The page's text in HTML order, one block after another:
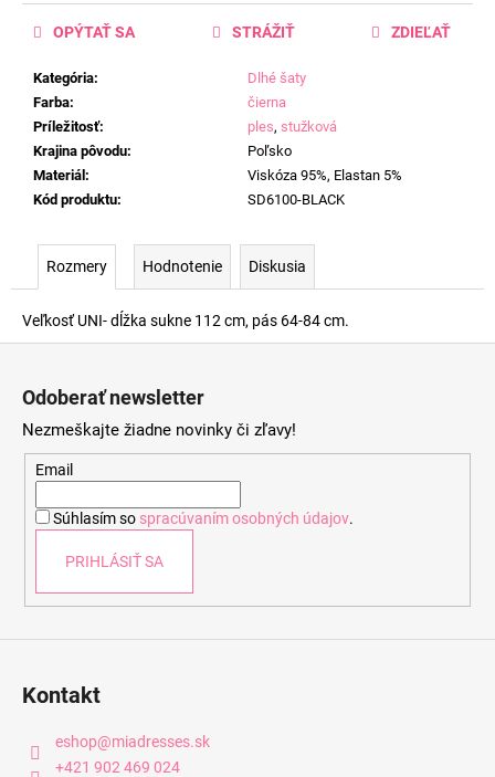
Kategória:
Dlhé šaty
Farba:
čierna
Príležitosť: ples, stužková
Krajina pôvodu:
Poľsko
Materiál :
Viskóza 95%, Elastan 5%
Kód produktu: SD6100-BLACK
OPÝTAŤ SA STRÁŽIŤ ZDIEĽAŤ
Rozmery Hodnotenie Diskusia
Veľkosť UNI- dĺžka sukne 112 cm, pás 64-84 cm.
Odoberať newsletter
Nezmeškajte žiadne novinky či zľavy!
Email
Súhlasím so spracúvaním osobných údajov.
PRIHLÁSIŤ SA
Kontakt
eshop@miadresses.sk
+421 902 469 024